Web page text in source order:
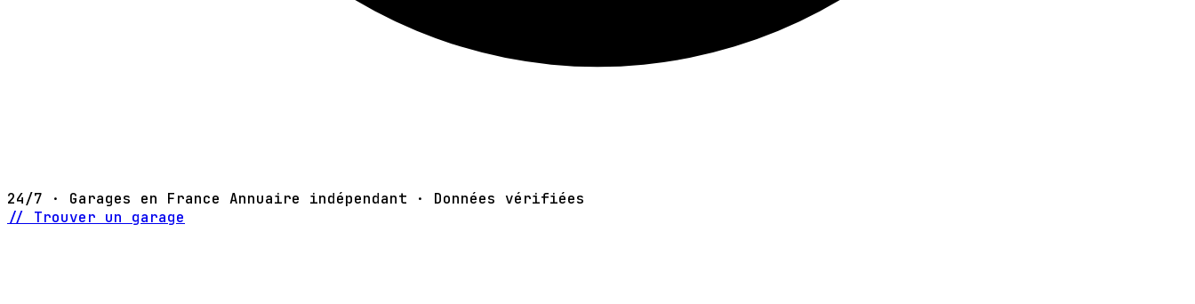
24/7 · Garages en France Annuaire indépendant · Données vérifiées
// Trouver un garage